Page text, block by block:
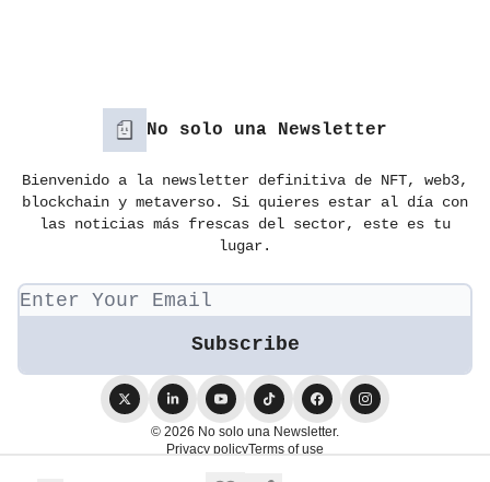
No solo una Newsletter
Bienvenido a la newsletter definitiva de NFT, web3,
blockchain y metaverso. Si quieres estar al día con
las noticias más frescas del sector, este es tu
lugar.
© 2026 No solo una Newsletter.
Privacy policyTerms of use
Powered by beehiiv